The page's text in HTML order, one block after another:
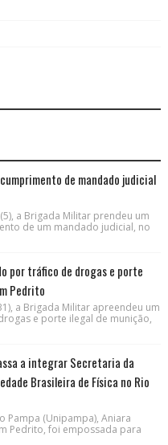
de mandado judicial
a Brigada Militar prendeu um
de um mandado judicial, no
por tráfico de drogas e porte
Pedrito
a Brigada Militar apreendeu um
e porte ilegal de munição,
a integrar Secretaria da
Brasileira de Física no Rio
Pampa (Unipampa), Aniara
Pedrito, foi empossada para